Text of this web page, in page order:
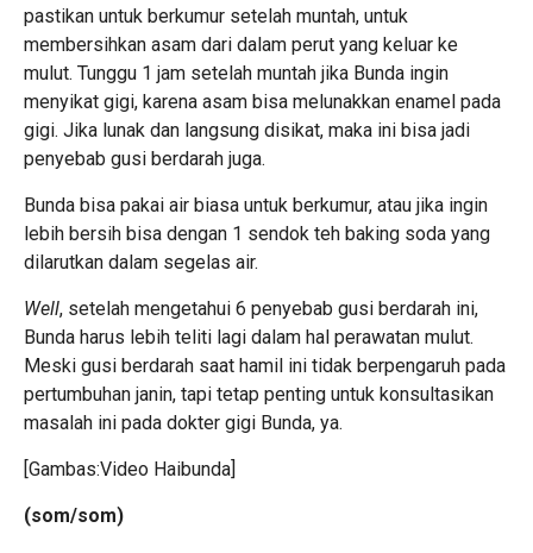
pastikan untuk berkumur setelah muntah, untuk
membersihkan asam dari dalam perut yang keluar ke
mulut. Tunggu 1 jam setelah muntah jika Bunda ingin
menyikat gigi, karena asam bisa melunakkan enamel pada
gigi. Jika lunak dan langsung disikat, maka ini bisa jadi
penyebab gusi berdarah juga.
Bunda bisa pakai air biasa untuk berkumur, atau jika ingin
lebih bersih bisa dengan 1 sendok teh baking soda yang
dilarutkan dalam segelas air.
Well, setelah mengetahui 6 penyebab gusi berdarah ini,
Bunda harus lebih teliti lagi dalam hal perawatan mulut.
Meski gusi berdarah saat hamil ini tidak berpengaruh pada
pertumbuhan janin, tapi tetap penting untuk konsultasikan
masalah ini pada dokter gigi Bunda, ya.
[Gambas:Video Haibunda]
(som/som)